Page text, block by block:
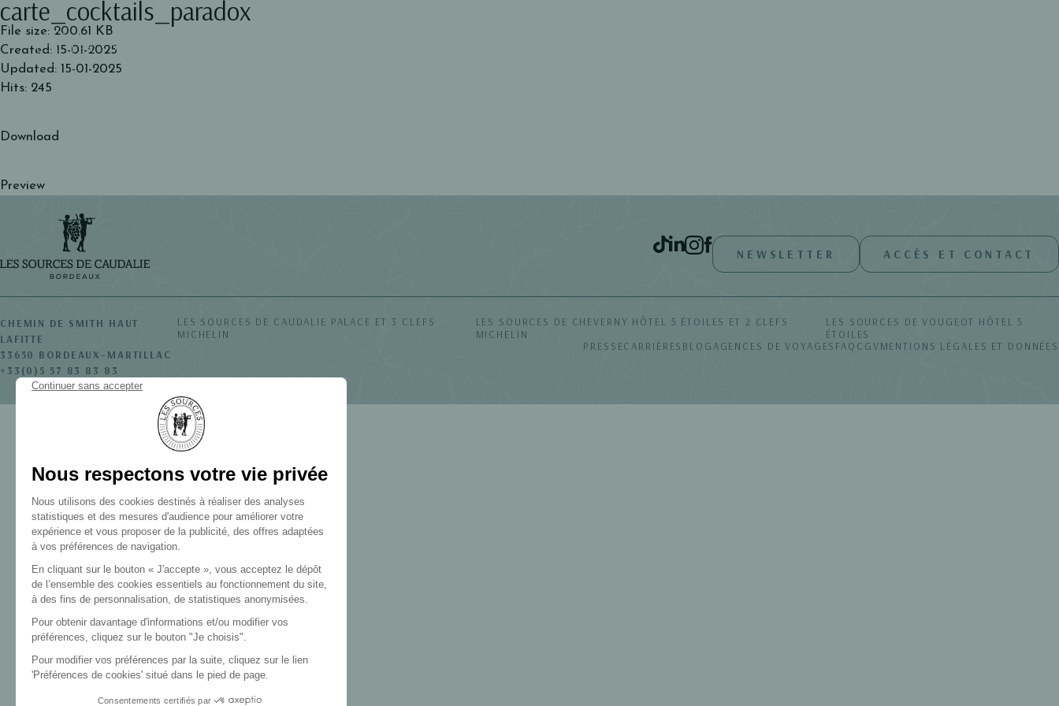
LES SOURCES
carte_cocktails_paradox
File size: 200.61 KB
Created: 15-01-2025
Updated: 15-01-2025
Hits: 245
Download
Preview
NEWSLETTER ACCÈS ET CONTACT
CHEMIN DE SMITH HAUT
LAFITTE
33650 BORDEAUX-MARTILLAC
+33(0)5 57 83 83 83
LES SOURCES DE CAUDALIE PALACE ET 3 CLEFS
MICHELIN
LES SOURCES DE CHEVERNY HÔTEL 5 ÉTOILES ET 2 CLEFS
MICHELIN
LES SOURCES DE VOUGEOT HÔTEL 5
ÉTOILES
PRESSECARRIÈRES BLOG AGENCES DE VOYAGES FAQ CGVMENTIONS LÉGALES ET DONNÉES